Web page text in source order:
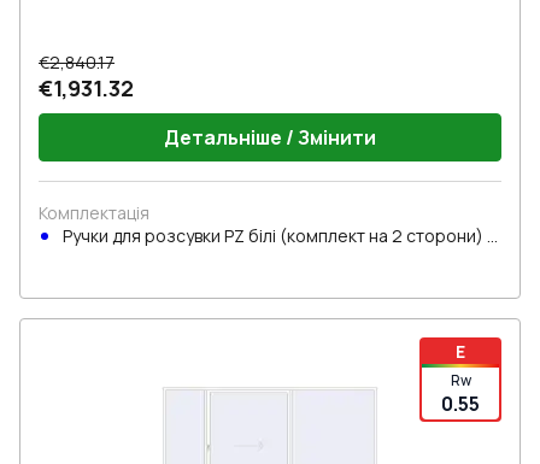
€2,840.17
€1,931.32
Детальніше / Змінити
Комплектація
Ручки для розсувки PZ білі (комплект на 2 сторони) з
E
Rw
0.55